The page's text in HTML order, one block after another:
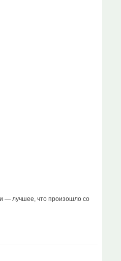
— лучшее, что произошло со